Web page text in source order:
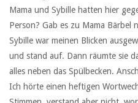
Mama und Sybille hatten hier
Person? Gab es zu Mama Bärbel
Sybille war meinen Blicken
und stand auf. Dann räumte sie
alles neben das Spülbecken.
Ich hörte einen heftigen